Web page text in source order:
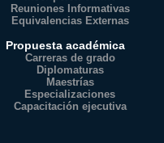
Reuniones Informativas
Equivalencias Externas
Propuesta académica
Carreras de grado
Diplomaturas
Maestrías
Especializaciones
Capacitación ejecutiva